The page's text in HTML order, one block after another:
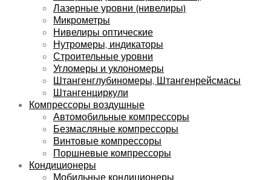
Лазерные уровни (нивелиры)
Микрометры
Нивелиры оптические
Нутромеры, индикаторы
Строительные уровни
Угломеры и уклономеры
Штангенглубиномеры, Штангенрейсмасы
Штангенциркули
Компрессоры воздушные
Автомобильные компрессоры
Безмасляные компрессоры
Винтовые компрессоры
Поршневые компрессоры
Кондиционеры
Мобильные кондиционеры